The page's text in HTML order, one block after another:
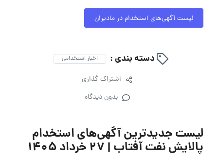
لیست آگهی‌های استخدام در مادیران
دسته بندی : اخبار استخدامی
اشتراک گذاری
بدون دیدگاه
لیست جدیدترین آگهی‌های استخدام
پالایش نفت آفتاب | ۲۷ خرداد ۱۴۰۵